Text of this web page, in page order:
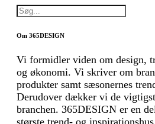
Om 365DESIGN
Vi formidler viden om design,
og økonomi. Vi skriver om
produkter samt sæsonernes
Derudover dækker vi de
branchen. 365DESIGN er en